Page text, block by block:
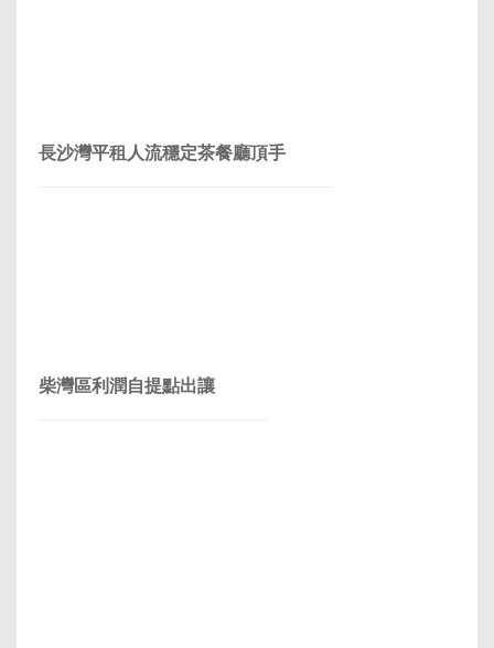
長沙灣平租人流穩定茶餐廳頂手
柴灣區利潤自提點出讓